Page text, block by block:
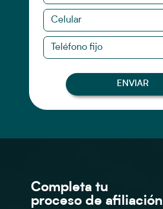
ENVIAR
Completa tu
proceso de afiliación